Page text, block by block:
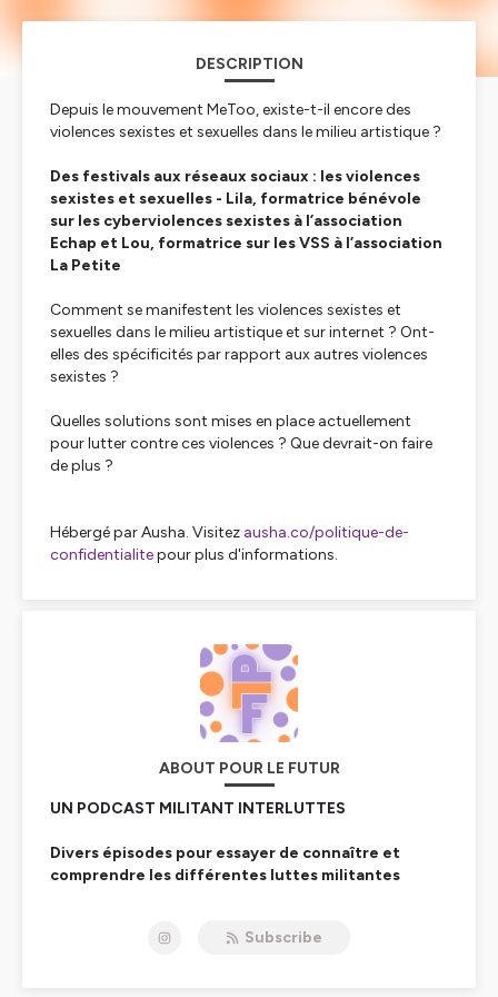
DESCRIPTION
Depuis le mouvement MeToo, existe-t-il encore des
violences sexistes et sexuelles dans le milieu artistique ?
Des festivals aux réseaux sociaux : les violences
sexistes et sexuelles - Lila, formatrice bénévole
sur les cyberviolences sexistes à l’association
Echap et Lou, formatrice sur les VSS à l’association
La Petite
Comment se manifestent les violences sexistes et
sexuelles dans le milieu artistique et sur internet ? Ont-
elles des spécificités par rapport aux autres violences
sexistes ?
Quelles solutions sont mises en place actuellement
pour lutter contre ces violences ? Que devrait-on faire
de plus ?
Hébergé par Ausha. Visitez ausha.co/politique-de-
confidentialitepour plus d'informations.
ABOUT POUR LE FUTUR
UN PODCAST MILITANT INTERLUTTES
Divers épisodes pour essayer de connaître et
comprendre les différentes luttes militantes
Ce podcast est à destination des militantEs ou des
Subscribe